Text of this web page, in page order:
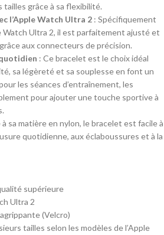
grâce à sa flexibilité.
l’Apple Watch Ultra 2 : Spécifiquement
Watch Ultra 2, il est parfaitement ajusté et
aux connecteurs de précision.
: Ce bracelet est le choix idéal
sa légèreté et sa souplesse en font un
les séances d’entraînement, les
pour ajouter une touche sportive à
à sa matière en nylon, le bracelet est facile à
quotidienne, aux éclaboussures et à la
supérieure
Ultra 2
(Velcro)
tailles selon les modèles de l’Apple